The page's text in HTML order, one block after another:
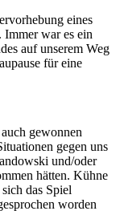
eines
Immer war es ein
auf unserem Weg
für eine
gewonnen
gegen uns
und/oder
hätten. Kühne
das Spiel
worden